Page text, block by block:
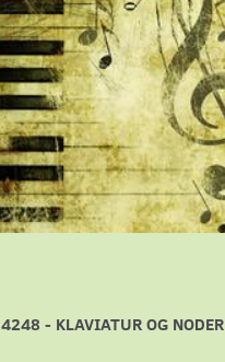
4248 - KLAVIATUR OG NODER